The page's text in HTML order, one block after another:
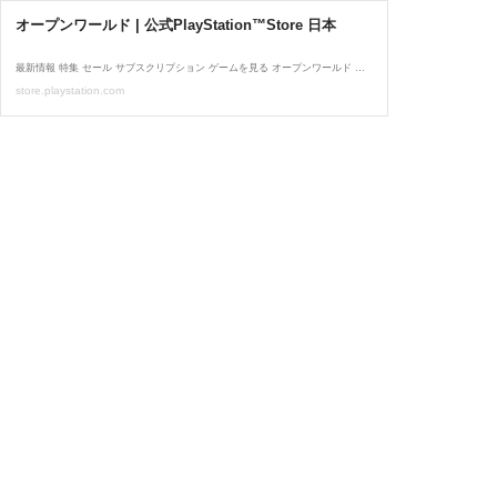
オープンワールド | 公式PlayStation™Store 日本
最新情報 特集 セール サブスクリプション ゲームを見る オープンワールド アサシン クリード ブラック フラッグ RE:シンクロ ¥8,360 Starfield -20% ¥4,840¥6,050 紅の砂漠 ¥9,680 The Outer Worlds 2 -50% ¥4,450¥8,900 Dying Light: The Beast ¥8,140 Ghost of Yōtei -29% ¥6,375¥8,980 Atomfall ¥8,470 Clair Obscur: Expedition 33 プレミアム ¥7,480 モンスターハンターワイルズ ¥4,990 DEATH STR...
store.playstation.com